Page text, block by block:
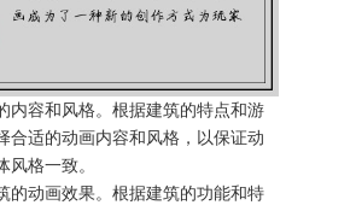
内容和风格。根据建筑的特点和游
合适的动画内容和风格，以保证动
风格一致。
的动画效果。根据建筑的功能和特